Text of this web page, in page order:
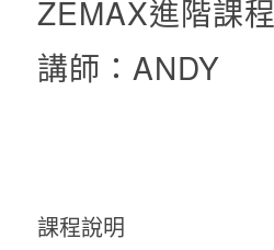
ZEMAX進階課程
講師：ANDY
課程說明